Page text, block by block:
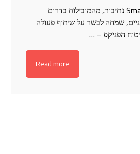
מרפאת Smart Dental נתיבות, מהמובילות בדרום
שמחה לבשר על שיתוף פעולה
הפניקס – …
Read more